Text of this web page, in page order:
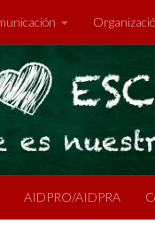
AIDPRO/AIDPRA